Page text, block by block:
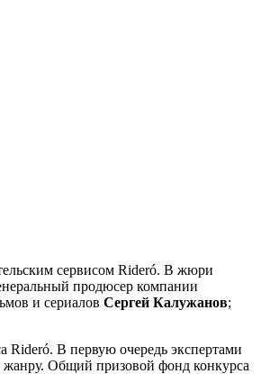
сервисом Rideró. В жюри
продюсер компании
и сериалов Сергей Калужанов;
Rideró. В первую очередь экспертами
жанру. Общий призовой фонд конкурса